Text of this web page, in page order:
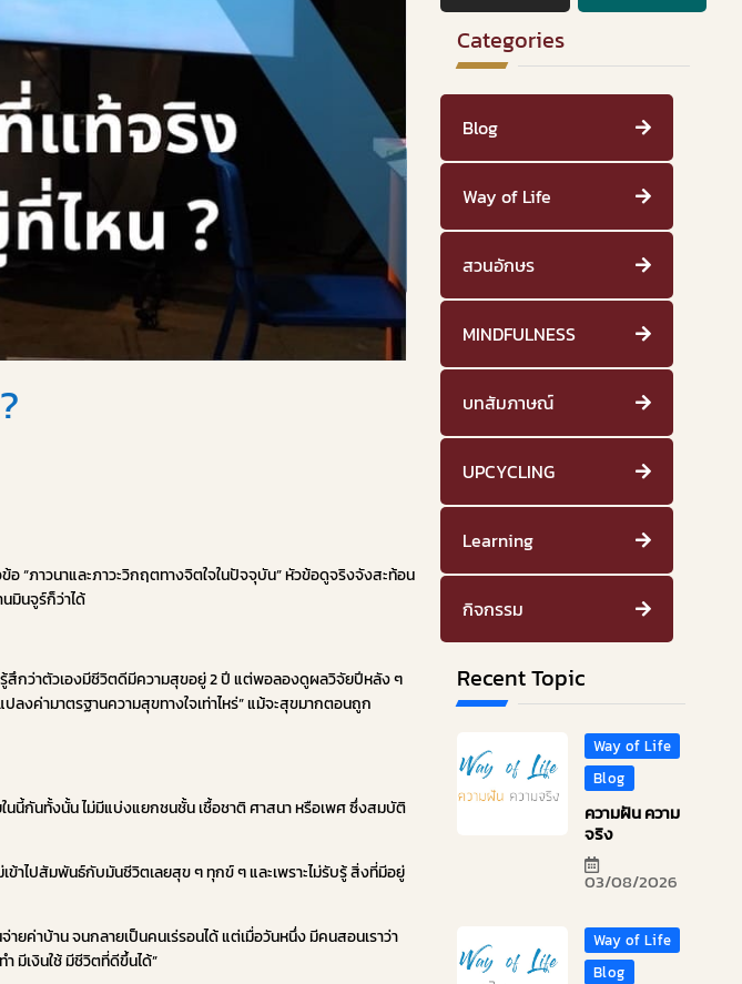
“ภาวนาและภาวะวิกฤตทางจิตใจในปัจจุบัน” หัวข้อดูจริงจังสะท้อน
มินจูร์ก็ว่าได้
สึกว่าตัวเองมีชีวิตดีมีความสุขอยู่ 2 ปี แต่พอลองดูผลวิจัยปีหลัง ๆ
งค่ามาตรฐานความสุขทางใจเท่าไหร่” แม้จะสุขมากตอนถูก
นนี้กันทั้งนั้น ไม่มีแบ่งแยกชนชั้น เชื้อชาติ ศาสนา หรือเพศ ซึ่งสมบัติ
าไปสัมพันธ์กับมันชีวิตเลยสุข ๆ ทุกข์ ๆ และเพราะไม่รับรู้ สิ่งที่มีอยู่
ายค่าบ้าน จนกลายเป็นคนเร่รอนได้ แต่เมื่อวันหนึ่ง มีคนสอนเราว่า
ำ มีเงินใช้ มีชีวิตที่ดีขึ้นได้”
Categories
Blog
Way of Life
สวนอักษร
MINDFULNESS
บทสัมภาษณ์
UPCYCLING
Learning
กิจกรรม
Recent Topic
Way of Life
Blog
ความฝัน ความ
จริง
03/08/2026
Way of Life
Blog